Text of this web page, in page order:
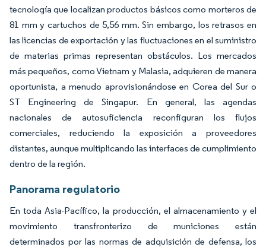
tecnología que localizan productos básicos como morteros de
81 mm y cartuchos de 5,56 mm. Sin embargo, los retrasos en
las licencias de exportación y las fluctuaciones en el suministro
de materias primas representan obstáculos. Los mercados
más pequeños, como Vietnam y Malasia, adquieren de manera
oportunista, a menudo aprovisionándose en Corea del Sur o
ST Engineering de Singapur. En general, las agendas
nacionales de autosuficiencia reconfiguran los flujos
comerciales, reduciendo la exposición a proveedores
distantes, aunque multiplicando las interfaces de cumplimiento
dentro de la región.
Panorama regulatorio
En toda Asia-Pacífico, la producción, el almacenamiento y el
movimiento transfronterizo de municiones están
determinados por las normas de adquisición de defensa, los